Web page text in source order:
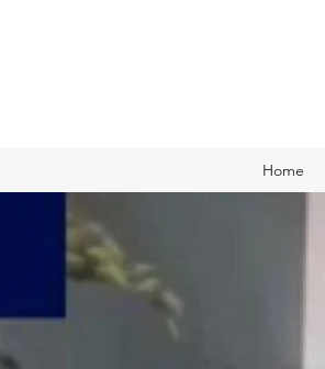
Home